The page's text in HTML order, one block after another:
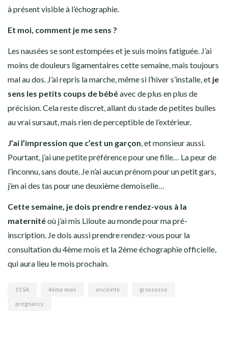
à présent visible à l’échographie.
Et moi, comment je me sens ?
Les nausées se sont estompées et je suis moins fatiguée. J’ai
moins de douleurs ligamentaires cette semaine, mais toujours
mal au dos. J’ai repris la marche, même si l’hiver s’installe, et je
sens les petits coups de bébéavec de plus en plus de
précision. Cela reste discret, allant du stade de petites bulles
au vrai sursaut, mais rien de perceptible de l’extérieur.
J’ai l’impression que c’est un garçon, et monsieur aussi.
Pourtant, j’ai une petite préférence pour une fille… La peur de
l’inconnu, sans doute. Je n’ai aucun prénom pour un petit gars,
j’en ai des tas pour une deuxième demoiselle…
Cette semaine, je dois prendre rendez-vous à la
maternitéoù j’ai mis Liloute au monde pour ma pré-
inscription. Je dois aussi prendre rendez-vous pour la
consultation du 4ème mois et la 2ème échographie officielle,
qui aura lieu le mois prochain.
15 SA 4eme mois enceinte grossesse
pregnancy